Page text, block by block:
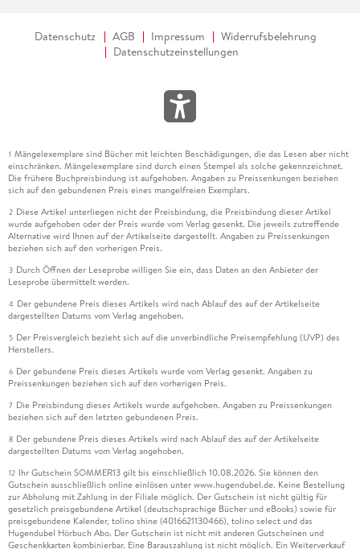
Datenschutz AGB Impressum
Widerrufsbelehrung
Datenschutzeinstellungen
1 Mängelexemplare sind Bücher mit leichten Beschädigungen, die das Lesen aber nicht
einschränken. Mängelexemplare sind durch einen Stempel als solche gekennzeichnet.
Die frühere Buchpreisbindung ist aufgehoben. Angaben zu Preissenkungen beziehen
sich auf den gebundenen Preis eines mangelfreien Exemplars.
2 Diese Artikel unterliegen nicht der Preisbindung, die Preisbindung dieser Artikel
wurde aufgehoben oder der Preis wurde vom Verlag gesenkt. Die jeweils zutreffende
Alternative wird Ihnen auf der Artikelseite dargestellt. Angaben zu Preissenkungen
beziehen sich auf den vorherigen Preis.
3 Durch Öffnen der Leseprobe willigen Sie ein, dass Daten an den Anbieter der
Leseprobe übermittelt werden.
4 Der gebundene Preis dieses Artikels wird nach Ablauf des auf der Artikelseite
dargestellten Datums vom Verlag angehoben.
5 Der Preisvergleich bezieht sich auf die unverbindliche Preisempfehlung (UVP) des
Herstellers.
6 Der gebundene Preis dieses Artikels wurde vom Verlag gesenkt. Angaben zu
Preissenkungen beziehen sich auf den vorherigen Preis.
7 Die Preisbindung dieses Artikels wurde aufgehoben. Angaben zu Preissenkungen
beziehen sich auf den letzten gebundenen Preis.
8 Der gebundene Preis dieses Artikels wird nach Ablauf des auf der Artikelseite
dargestellten Datums vom Verlag angehoben.
12 Ihr Gutschein SOMMER13 gilt bis einschließlich 10.08.2026. Sie können den
Gutschein ausschließlich online einlösen unter www.hugendubel.de. Keine Bestellung
zur Abholung mit Zahlung in der Filiale möglich. Der Gutschein ist nicht gültig für
gesetzlich preisgebundene Artikel (deutschsprachige Bücher und eBooks) sowie für
preisgebundene Kalender, tolino shine (4016621130466), tolino select und das
Hugendubel Hörbuch Abo. Der Gutschein ist nicht mit anderen Gutscheinen und
Geschenkkarten kombinierbar. Eine Barauszahlung ist nicht möglich. Ein Weiterverkauf